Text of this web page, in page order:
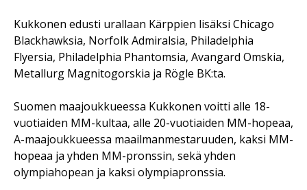
Kukkonen edusti urallaan Kärppien lisäksi Chicago
Blackhawksia, Norfolk Admiralsia, Philadelphia
Flyersia, Philadelphia Phantomsia, Avangard Omskia,
Metallurg Magnitogorskia ja Rögle BK:ta.
Suomen maajoukkueessa Kukkonen voitti alle 18-
vuotiaiden MM-kultaa, alle 20-vuotiaiden MM-hopeaa,
A-maajoukkueessa maailmanmestaruuden, kaksi MM-
hopeaa ja yhden MM-pronssin, sekä yhden
olympiahopean ja kaksi olympiapronssia.